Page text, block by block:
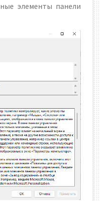
элементы панели